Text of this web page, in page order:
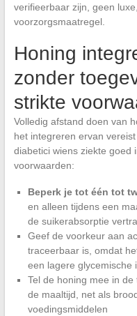
verifieerbaar zijn, geen
voorzorgsmaatregel.
Honing
zonder
strikte
Volledig afstand doen van
het integreren ervan
diabetici wiens ziekte goed
voorwaarden:
Beperk je tot één tot
en alleen tijdens een
de suikerabsorptie
Geef de voorkeur aan
traceerbaar is, omdat
een lagere glycemische
Tel de honing mee in
de maaltijd, net als
voedingsmiddelen